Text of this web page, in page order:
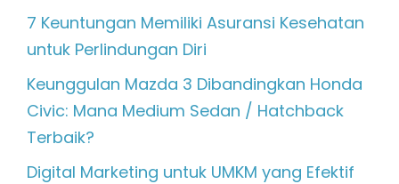
7 Keuntungan Memiliki Asuransi Kesehatan
untuk Perlindungan Diri
Keunggulan Mazda 3 Dibandingkan Honda
Civic: Mana Medium Sedan / Hatchback
Terbaik?
Digital Marketing untuk UMKM yang Efektif